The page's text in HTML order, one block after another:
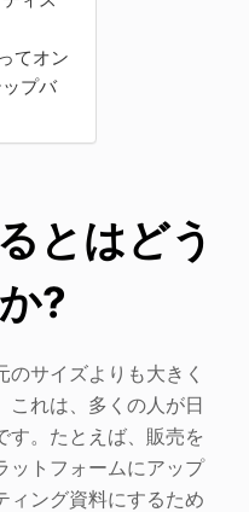
てオン
プバ
とはどう
?
サイズよりも大きく
これは、多くの人が日
す。たとえば、販売を
ットフォームにアップ
ィング資料にするため